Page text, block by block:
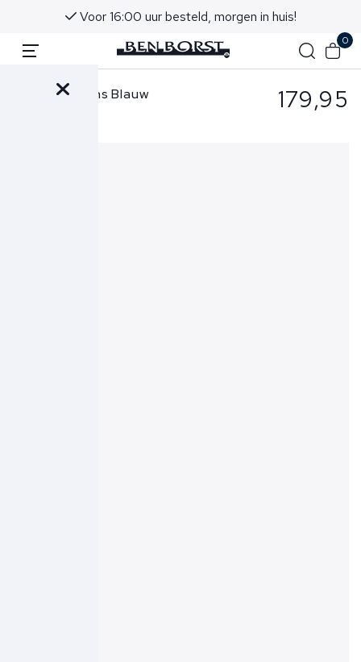
Voor 16:00 uur besteld, morgen in huis!
0
Denham Jeans Blauw 179,95